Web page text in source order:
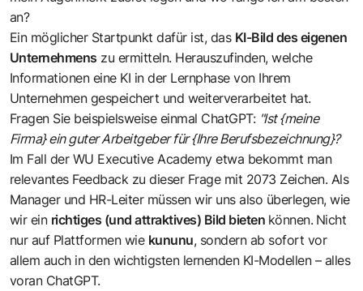
an?
Ein möglicher Startpunkt dafür ist, das KI-Bild des eigenen
Unternehmens zu ermitteln. Herauszufinden, welche
Informationen eine KI in der Lernphase von Ihrem
Unternehmen gespeichert und weiterverarbeitet hat.
Fragen Sie beispielsweise einmal ChatGPT: "Ist {meine
Firma} ein guter Arbeitgeber für {Ihre Berufsbezeichnung}?
Im Fall der WU Executive Academy etwa bekommt man
relevantes Feedback zu dieser Frage mit 2073 Zeichen. Als
Manager und HR-Leiter müssen wir uns also überlegen, wie
wir ein richtiges (und attraktives) Bild bieten können. Nicht
nur auf Plattformen wie kununu, sondern ab sofort vor
allem auch in den wichtigsten lernenden KI-Modellen – alles
voran ChatGPT.